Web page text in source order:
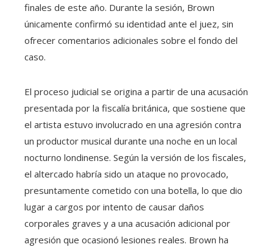
finales de este año. Durante la sesión, Brown
únicamente confirmó su identidad ante el juez, sin
ofrecer comentarios adicionales sobre el fondo del
caso.
El proceso judicial se origina a partir de una acusación
presentada por la fiscalía británica, que sostiene que
el artista estuvo involucrado en una agresión contra
un productor musical durante una noche en un local
nocturno londinense. Según la versión de los fiscales,
el altercado habría sido un ataque no provocado,
presuntamente cometido con una botella, lo que dio
lugar a cargos por intento de causar daños
corporales graves y a una acusación adicional por
agresión que ocasionó lesiones reales. Brown ha